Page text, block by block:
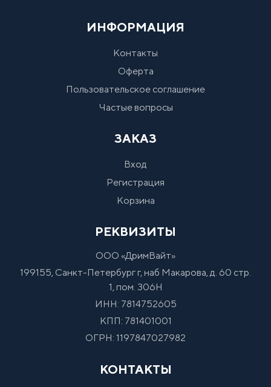
ИНФОРМАЦИЯ
Контакты
Оферта
Пользовательское соглашение
Частые вопросы
ЗАКАЗ
Вход
Регистрация
Корзина
РЕКВИЗИТЫ
ООО «ДримВайт»
199155, Санкт-Петербург г, наб Макарова, д. 60 стр.
1, пом. 306Н
ИНН: 7814752605
КПП: 781401001
ОГРН: 1197847027982
КОНТАКТЫ